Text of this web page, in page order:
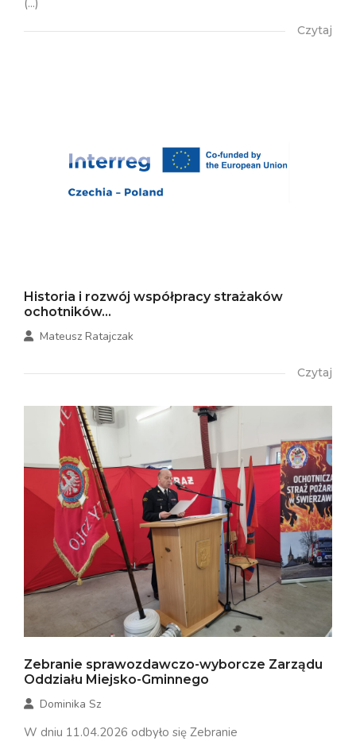
(...)
Czytaj
Historia i rozwój współpracy strażaków
ochotników...
Mateusz Ratajczak
Czytaj
Zebranie sprawozdawczo-wyborcze Zarządu
Oddziału Miejsko-Gminnego
Dominika Sz
W dniu 11.04.2026 odbyło się Zebranie